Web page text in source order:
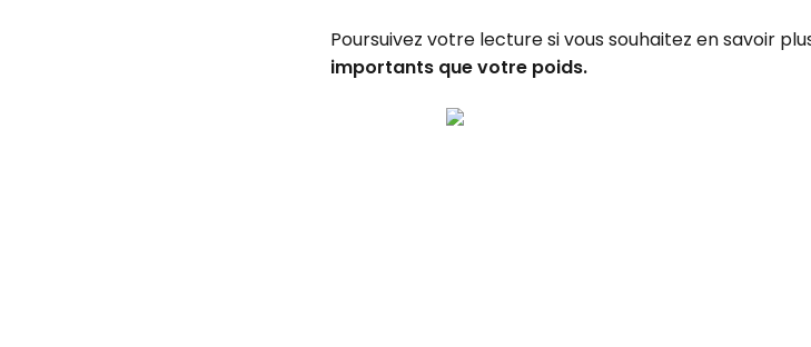
Poursuivez votre lecture si vous souhaitez en savoir
importants que votre poids.